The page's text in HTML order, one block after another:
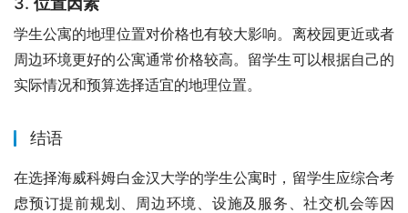
学生公寓的地理位置对价格也有较大影响。离校园更近或者
周边环境更好的公寓通常价格较高。留学生可以根据自己的
实际情况和预算选择适宜的地理位置。
结语
在选择海威科姆白金汉大学的学生公寓时，留学生应综合考
虑预订提前规划、周边环境、设施及服务、社交机会等因